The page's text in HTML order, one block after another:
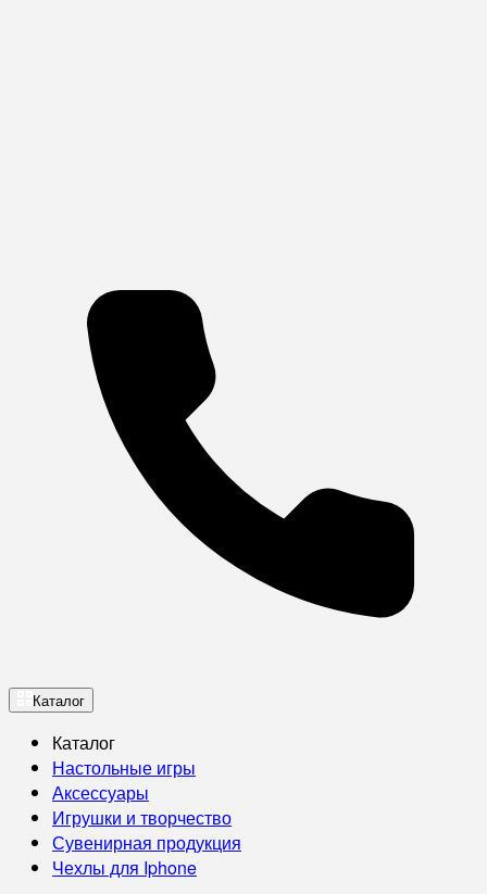
Каталог
Каталог
Настольные игры
Аксессуары
Игрушки и творчество
Сувенирная продукция
Чехлы для Iphone